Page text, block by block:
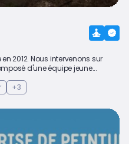
2012. Nous intervenons sur
d'une équipe jeune...
+3